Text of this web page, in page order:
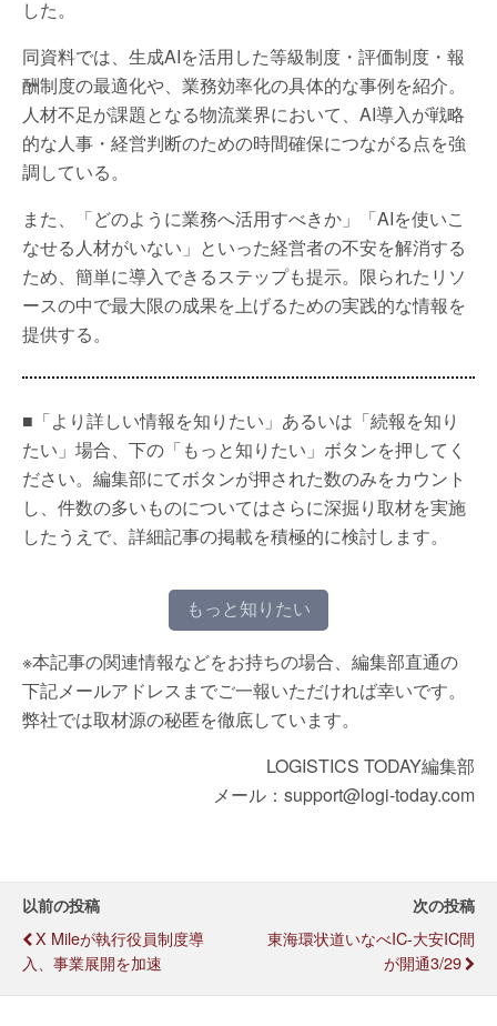
した。
同資料では、生成AIを活用した等級制度・評価制度・報
酬制度の最適化や、業務効率化の具体的な事例を紹介。
人材不足が課題となる物流業界において、AI導入が戦略
的な人事・経営判断のための時間確保につながる点を強
調している。
また、「どのように業務へ活用すべきか」「AIを使いこ
なせる人材がいない」といった経営者の不安を解消する
ため、簡単に導入できるステップも提示。限られたリソ
ースの中で最大限の成果を上げるための実践的な情報を
提供する。
■「より詳しい情報を知りたい」あるいは「続報を知り
たい」場合、下の「もっと知りたい」ボタンを押してく
ださい。編集部にてボタンが押された数のみをカウント
し、件数の多いものについてはさらに深掘り取材を実施
したうえで、詳細記事の掲載を積極的に検討します。
もっと知りたい
※本記事の関連情報などをお持ちの場合、編集部直通の
下記メールアドレスまでご一報いただければ幸いです。
弊社では取材源の秘匿を徹底しています。
LOGISTICS TODAY編集部
メール：support@logi-today.com
以前の投稿
X Mileが執行役員制度導
入、事業展開を加速
次の投稿
東海環状道いなべIC-大安IC間
が開通3/29